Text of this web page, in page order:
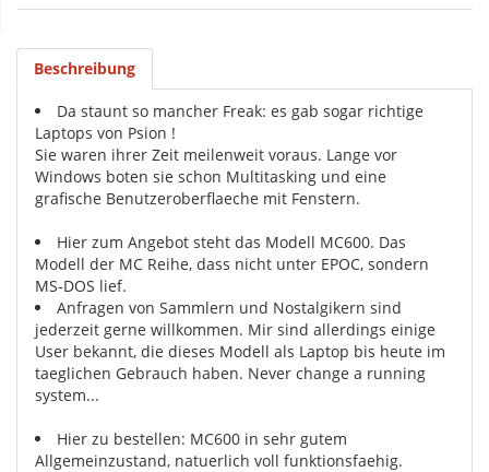
Beschreibung
Da staunt so mancher Freak: es gab sogar richtige
Laptops von Psion !
Sie waren ihrer Zeit meilenweit voraus. Lange vor
Windows boten sie schon Multitasking und eine
grafische Benutzeroberflaeche mit Fenstern.
Hier zum Angebot steht das Modell MC600. Das
Modell der MC Reihe, dass nicht unter EPOC, sondern
MS-DOS lief.
Anfragen von Sammlern und Nostalgikern sind
jederzeit gerne willkommen. Mir sind allerdings einige
User bekannt, die dieses Modell als Laptop bis heute im
taeglichen Gebrauch haben. Never change a running
system...
Hier zu bestellen: MC600 in sehr gutem
Allgemeinzustand, natuerlich voll funktionsfaehig.